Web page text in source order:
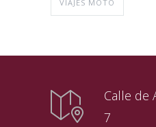
VIAJES MOTO
Calle de
7